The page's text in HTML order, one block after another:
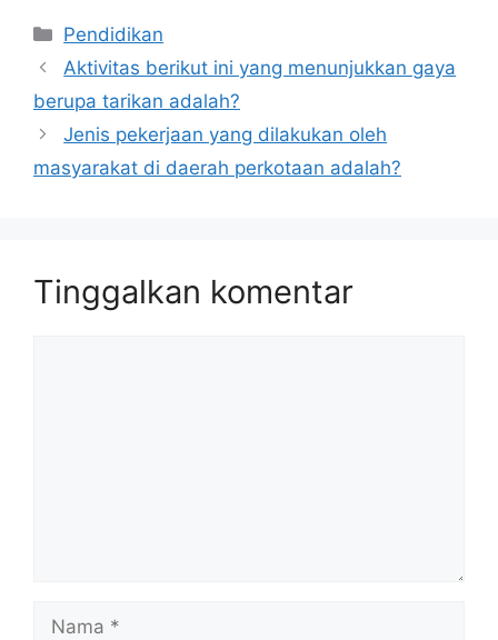
Kategori
Pendidikan
Aktivitas berikut ini yang menunjukkan gaya
berupa tarikan adalah?
Jenis pekerjaan yang dilakukan oleh
masyarakat di daerah perkotaan adalah?
Tinggalkan komentar